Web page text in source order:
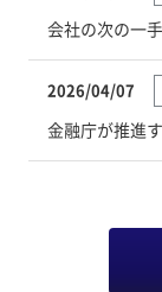
2026/04/07